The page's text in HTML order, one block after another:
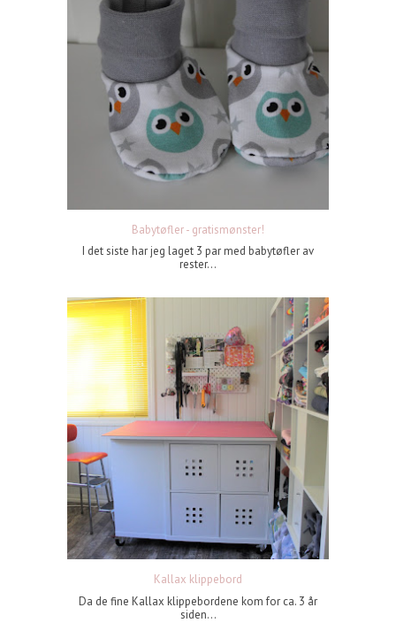
Babytøfler - gratismønster!
I det siste har jeg laget 3 par med babytøfler av
rester...
Kallax klippebord
Da de fine Kallax klippebordene kom for ca. 3 år
siden...